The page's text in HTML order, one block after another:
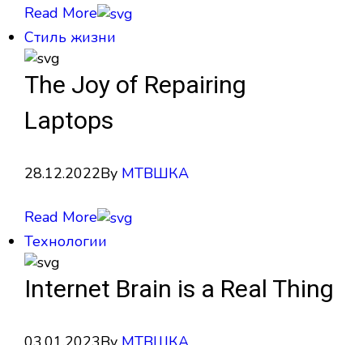
Read More
Стиль жизни
The Joy of Repairing
Laptops
28.12.2022By МТВШКА
Read More
Технологии
Internet Brain is a Real Thing